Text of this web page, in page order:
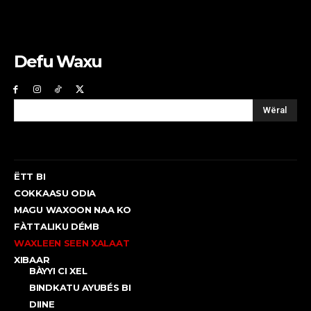
Defu Waxu
Wëral
ËTT BI
COKKAASU ODIA
MAGU WAXOON NAA KO
FÀTTALIKU DÉMB
WAXLEEN SEEN XALAAT
XIBAAR
BÀYYI CI XEL
BINDKATU AYUBÉS BI
DIINE